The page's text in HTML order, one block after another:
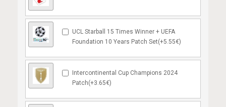
UCL Starball 15 Times Winner + UEFA
Foundation 10 Years Patch Set(+5.55€)
Intercontinental Cup Champions 2024
Patch(+3.65€)